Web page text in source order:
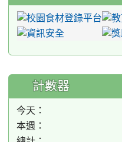
計數器
今天：
本週：